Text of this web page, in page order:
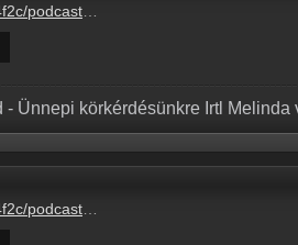
0-1%2F66f3c338-1606-0872-2651-e3fb1496da4c.mp3
Ünnepi körkérdésünkre Irtl Melinda
0-1%2Fc3897ab1-8a09-94dc-a247-dfbf26c898b1.mp3